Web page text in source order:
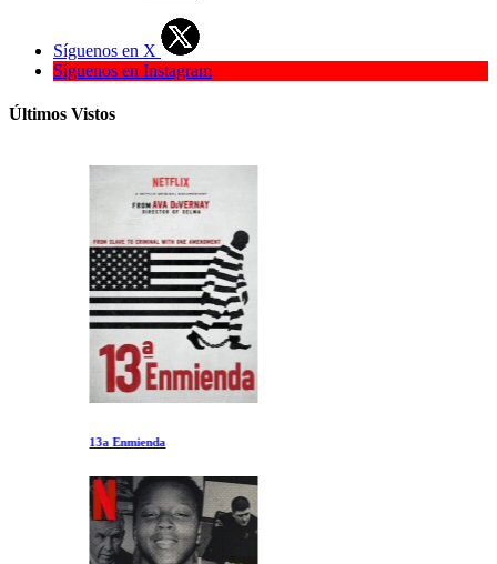
Síguenos en X
Síguenos en Instagram
Últimos Vistos
13a Enmienda